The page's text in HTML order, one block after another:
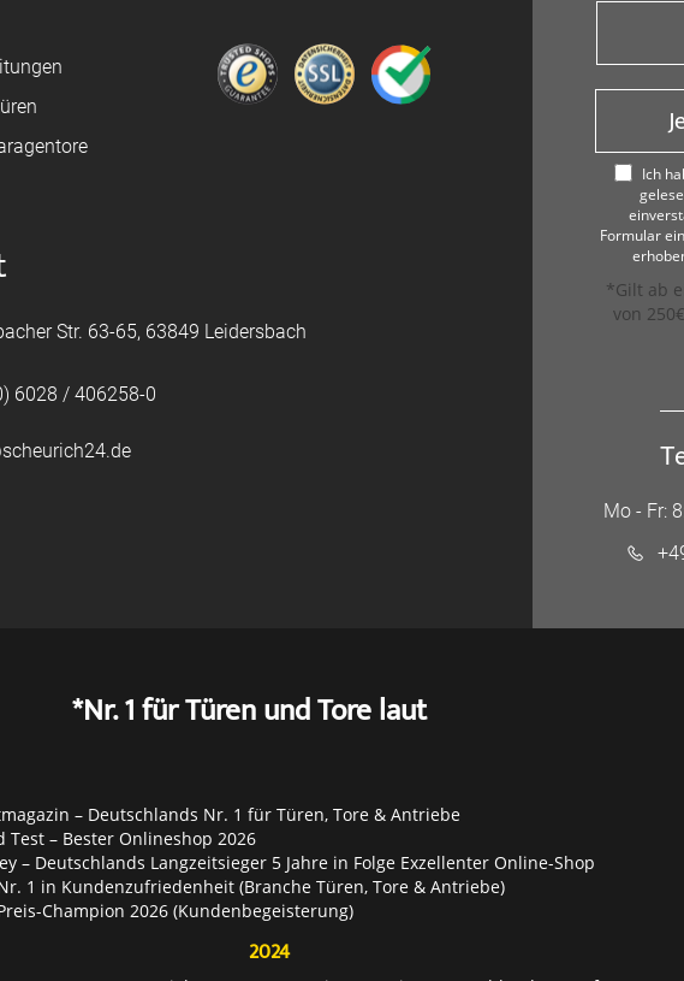
Str. 63-65, 63849 Leidersbach
6028 / 406258-0
Ich
Formular
*Gilt ab
von
Mo - Fr:
*Nr. 1 für Türen und Tore laut
– Deutschlands Nr. 1 für Türen, Tore & Antriebe
Test – Bester Onlineshop 2026
– Deutschlands Langzeitsieger 5 Jahre in Folge Exzellenter Online-Shop
Nr. 1 in Kundenzufriedenheit (Branche Türen, Tore & Antriebe)
Preis-Champion 2026 (Kundenbegeisterung)
2024